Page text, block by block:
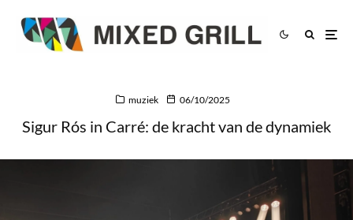
muziek 06/10/2025
Sigur Rós in Carré: de kracht van de dynamiek